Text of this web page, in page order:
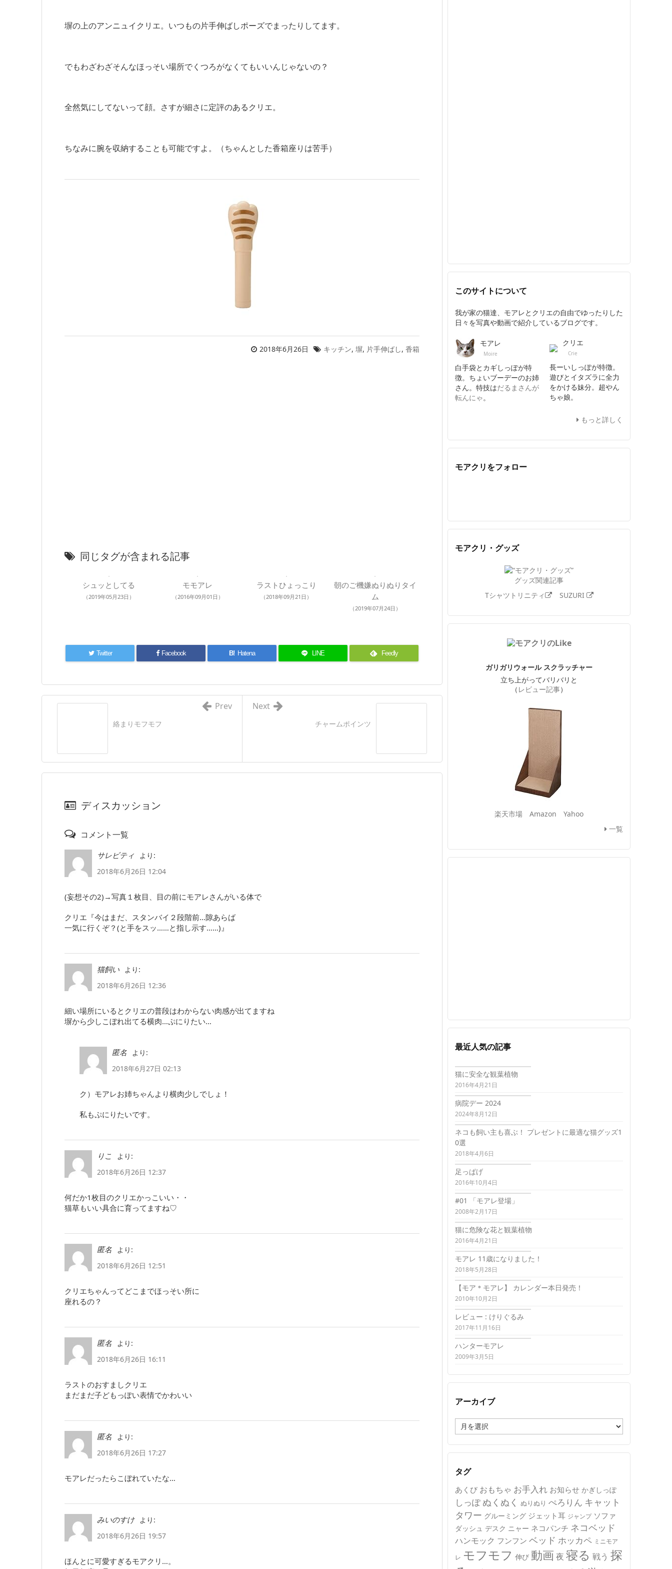
塀の上のアンニュイクリエ。いつもの片手伸ばしポーズでまったりしてます。
でもわざわざそんなほっそい場所でくつろがなくてもいいんじゃないの？
全然気にしてないって顔。さすが細さに定評のあるクリエ。
ちなみに腕を収納することも可能ですよ。（ちゃんとした香箱座りは苦手）
2018年6月26日 キッチン, 塀, 片手伸ばし, 香箱
同じタグが含まれる記事
シュッとしてる
（2019年05月23日）
モモアレ
（2016年09月01日）
ラストひょっこり
（2018年09月21日）
朝のご機嫌ぬりぬりタイ
ム
（2019年07月24日）
Twitter Facebook B! Hatena LINE Feedly
チャームポインツ
Next
絡まりモフモフ
Prev
ディスカッション
コメント一覧
サレビティ
より:
2018年6月26日 12:04
(妄想その2)→写真１枚目、目の前にモアレさんがいる体で
クリエ『今はまだ、スタンバイ２段階前…隙あらば
一気に行くぞ？(と手をスッ……と指し示す……)』
猫飼い
より:
2018年6月26日 12:36
細い場所にいるとクリエの普段はわからない肉感が出てますね
塀から少しこぼれ出てる横肉…ぷにりたい…
匿名
より:
2018年6月27日 02:13
ク）モアレお姉ちゃんより横肉少しでしょ！
私もぷにりたいです。
りこ
より:
2018年6月26日 12:37
何だか1枚目のクリエかっこいい・・
猫草もいい具合に育ってますね♡
匿名
より:
2018年6月26日 12:51
クリエちゃんってどこまでほっそい所に
座れるの？
匿名
より:
2018年6月26日 16:11
ラストのおすましクリエ
まだまだ子どもっぽい表情でかわいい
匿名
より:
2018年6月26日 17:27
モアレだったらこぼれていたな…
みいのすけ
より:
2018年6月26日 19:57
ほんとに可愛すぎるモアクリ…。
このサイトについて
我が家の猫達、モアレとクリエの自由でゆったりした
日々を写真や動画で紹介しているブログです。
モアレ
Moire
白手袋とカギしっぽが特
徴。ちょいブーデーのお姉
さん。特技はだるまさんが
転んにゃ。
クリエ
Crie
長ーいしっぽが特徴。
遊びとイタズラに全力
をかける妹分。超やん
ちゃ娘。
もっと詳しく
モアクリをフォロー
モアクリ・グッズ
グッズ関連記事
Tシャツトリニティ
SUZURI
ガリガリウォール スクラッチャー
立ち上がってバリバリと
（ レビュー記事）
楽天市場 Amazon
Yahoo
一覧
最近人気の記事
猫に安全な観葉植物
2016年4月21日
病院デー 2024
2024年8月12日
ネコも飼い主も喜ぶ！ プレゼントに最適な猫グッズ1
0選
2018年4月6日
足っぱげ
2016年10月4日
#01 「モアレ登場」
2008年2月17日
猫に危険な花と観葉植物
2016年4月21日
モアレ 11歳になりました！
2018年5月28日
【モア＊モアレ】 カレンダー本日発売！
2010年10月2日
レビュー : けりぐるみ
2017年11月16日
ハンターモアレ
2009年3月5日
アーカイブ
ー
カ
イ
タグ
あくび おもちゃ お手入れ お知らせ かぎしっぽ
しっぽ ぬくぬく ぬりぬり ぺろりん キャット
タワー グルーミング ジェット耳 ジャンプ ソファ
ダッシュ デスク ニャー ネコパンチ ネコベッド
ハンモック フンフン ベッド ホッカペ ミニモア
レ モフモフ 伸び 動画 夜 寝る 戦う 探